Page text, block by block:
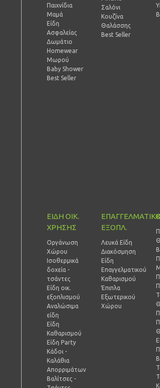
Παιχνίδια
Μαμά
Είδη
Ασφαλείας
Δωμάτιο
Homewear
Μωρού
Baby Shower
Best Seller
Σαλόνι
Κουζίνα
Θαλάσσης
Best Seller
ΕΙΔΗ ΟΙΚ.
ΧΡΗΣΗΣ
Οργάνωση
Χώρου
Ισοθερμικά
δοχεία -
τσάντες
Είδη οικ.
εξοπλισμού
Αναλώσιμα
είδη
Είδη
Καθαρισμού
Είδη Party
Κάδοι -
Καλάθια
Απορριμάτων
Βαλίτσες -
ΕΞΟΠΛ.
Λευκά Είδη
Διακόσμηση
Είδη
Επαγγελματικού
Καθαρισμού
Έπιπλα
Εξωτερικού
Χώρου